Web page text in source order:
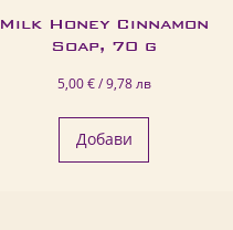
Milk Honey Cinnamon
Soap, 70 g
5,00 € / 9,78 лв
Добави